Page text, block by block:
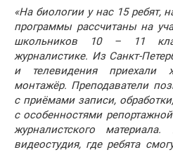
«На биологии у нас 15 ребят,
программы рассчитаны на
школьников 10 – 11
журналистике. Из Санкт-
и телевидения приехали
монтажёр. Преподаватели
с приёмами записи,
с особенностями
журналистского
видеостудия, где ребята